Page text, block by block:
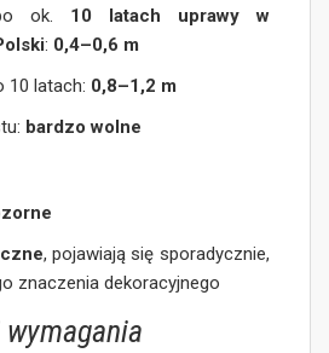
ok. 10 latach uprawy w
: 0,4–0,6 m
10 latach: 0,8–1,2 m
bardzo wolne
, pojawiają się sporadycznie,
znaczenia dekoracyjnego